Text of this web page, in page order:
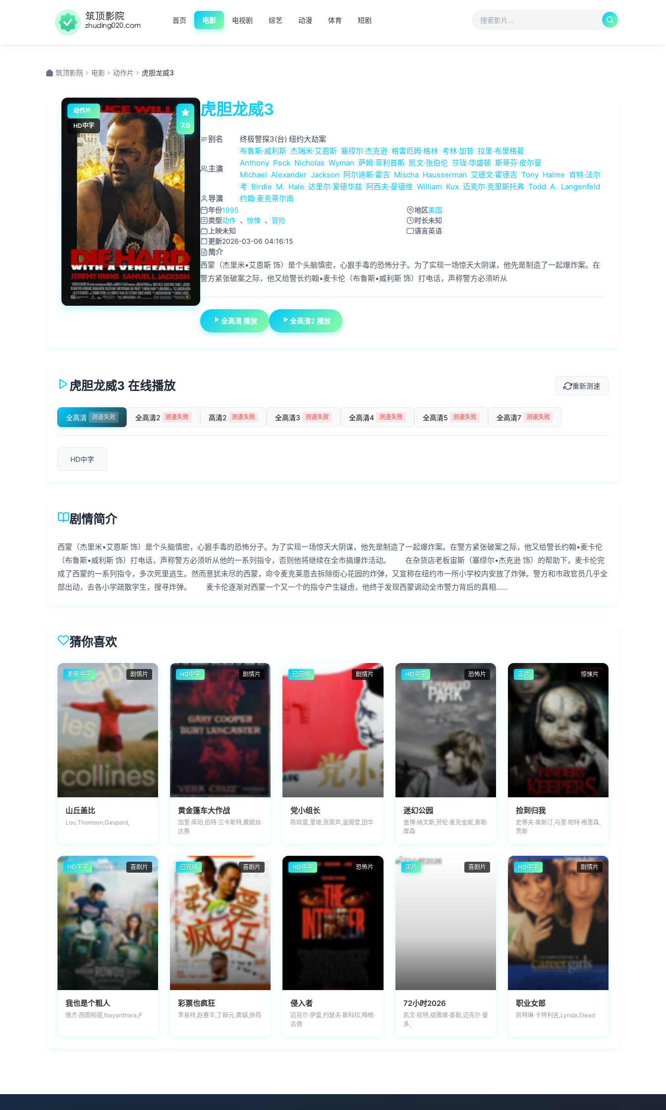
首页 电影 电视剧 综艺 动漫 体育 短剧
筑顶影院 电影 动作片 虎胆龙威3
动作片
HD中字
7.9
虎胆龙威3
别名 终极警探3(台) 纽约大劫案
主演
布鲁斯·威利斯 杰瑞米·艾恩斯 塞缪尔·杰克逊 格雷厄姆·格林 考林·加普 拉里·布里格曼
Anthony Peck Nicholas Wyman 萨姆·菲利普斯 凯文·张伯伦 莎珑·华盛顿 斯蒂芬·皮尔曼
Michael Alexander Jackson 阿尔迪斯·霍吉 Mischa Hausserman 艾德文·霍德吉 Tony Halme 肯特·法尔
考 Birdie M. Hale 达里尔·爱德华兹 阿西夫·曼德维 William Kux 迈克尔·克里斯托弗 Todd A. Langenfeld
导演
约翰·麦克蒂尔南
年份1995 地区美国
类型动作 、 惊悚 、 冒险 时长未知
上映未知 语言英语
更新2026-03-06 04:16:15
简介
西蒙（杰里米•艾恩斯 饰）是个头脑慎密，心狠手毒的恐怖分子。为了实现一场惊天大阴谋，他先是制造了一起爆炸案。在
警方紧张破案之际，他又给警长约翰•麦卡伦（布鲁斯•威利斯 饰）打电话，声称警方必须听从
全高清 播放 全高清2 播放
虎胆龙威3 在线播放 重新测速
全高清 测速失败 全高清2 测速失败 高清2 测速失败 全高清3 测速失败 全高清4 测速失败 全高清5 测速失败 全高清7 测速失败
HD中字
剧情简介
西蒙（杰里米•艾恩斯 饰）是个头脑慎密，心狠手毒的恐怖分子。为了实现一场惊天大阴谋，他先是制造了一起爆炸案。在警方紧张破案之际，他又给警长约翰•麦卡伦
（布鲁斯•威利斯 饰）打电话，声称警方必须听从他的一系列指令，否则他将继续在全市搞爆炸活动。 在杂货店老板宙斯（塞缪尔•杰克逊 饰）的帮助下，麦卡伦完
成了西蒙的一系列指令，多次死里逃生。然而意犹未尽的西蒙，命令麦克莱恩去拆除街心花园的炸弹，又宣称在纽约市一所小学校内安放了炸弹。警方和市政官员几乎全
部出动，去各小学疏散学生，搜寻炸弹。 麦卡伦逐渐对西蒙一个又一个的指令产生疑虑，他终于发现西蒙调动全市警力背后的真相……
猜你喜欢
剧情片
更新中字
山丘盖比
Lou,Thomson,Gaspard,
剧情片
HD中字
黄金篷车大作战
加里·库珀,伯特·兰卡斯特,戴妮丝·
达赛
剧情片
已完结
党小组长
陈晓雷,里坡,张家声,温锡莹,田华
恐怖片
HD中字
迷幻公园
盖博·纳文斯,劳伦·麦克金妮,泰勒·
摩森
惊悚片
正片
捡到归我
史蒂夫·奥斯汀,马里·帕特·格里森,
贾斯
喜剧片
HD中字
我也是个粗人
维杰·西图帕提,Nayanthara,P
喜剧片
已完结
彩票也疯狂
李易祥,赵春羊,丁柳元,黄娟,徐筠
恐怖片
HD中字
侵入者
迈克尔·伊雷,约瑟夫·斯科拉,梅根·
古德
喜剧片
正片
72小时2026
凯文·哈特,缇雅娜·泰勒,迈克尔·曼
多,
剧情片
HD中字
职业女郎
凯特琳·卡特利吉,Lynda,Stead